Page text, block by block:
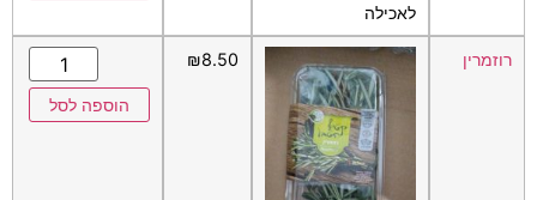
לאכילה
רוזמרין ₪8.50
הוספה לסל